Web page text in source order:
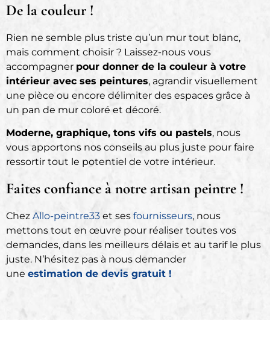
De la couleur !
Rien ne semble plus triste qu’un mur tout blanc,
mais comment choisir ? Laissez-nous vous
accompagner pour donner de la couleur à votre
intérieur avec ses peintures, agrandir visuellement
une pièce ou encore délimiter des espaces grâce à
un pan de mur coloré et décoré.
Moderne, graphique, tons vifs ou pastels, nous
vous apportons nos conseils au plus juste pour faire
ressortir tout le potentiel de votre intérieur.
Faites confiance à notre artisan peintre !
Chez Allo-peintre33 et ses fournisseurs, nous
mettons tout en œuvre pour réaliser toutes vos
demandes, dans les meilleurs délais et au tarif le plus
juste. N’hésitez pas à nous demander
une estimation de devis gratuit !